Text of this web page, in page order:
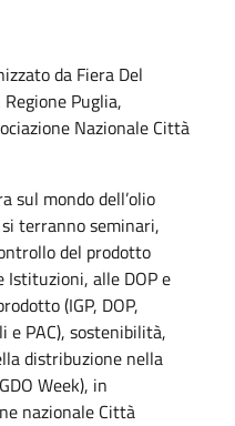
da Fiera Del
Puglia,
Nazionale Città
sul mondo dell’olio
terranno seminari,
del prodotto
Istituzioni, alle DOP e
(IGP, DOP,
e PAC), sostenibilità,
distribuzione nella
Week), in
nazionale Città